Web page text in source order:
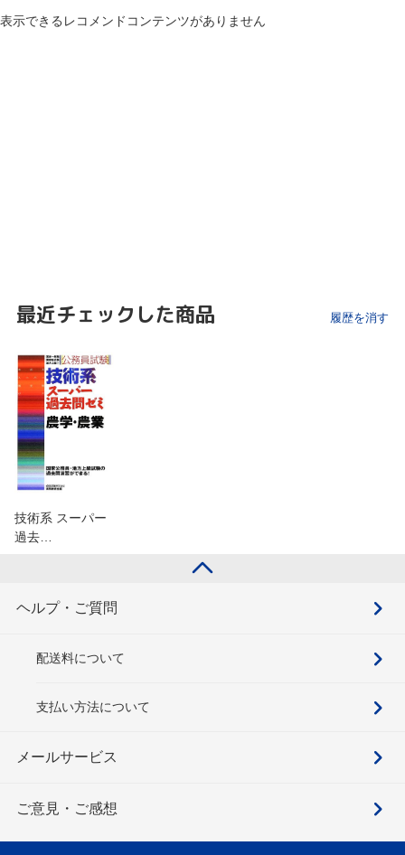
表示できるレコメンドコンテンツがありません
最近チェックした商品 履歴を消す
技術系 スーパー
過去…
ヘルプ・ご質問
配送料について
支払い方法について
メールサービス
ご意見・ご感想